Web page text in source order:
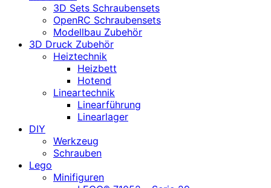
3D Sets Schraubensets
OpenRC Schraubensets
Modellbau Zubehör
3D Druck Zubehör
Heiztechnik
Heizbett
Hotend
Lineartechnik
Linearführung
Linearlager
DIY
Werkzeug
Schrauben
Lego
Minifiguren